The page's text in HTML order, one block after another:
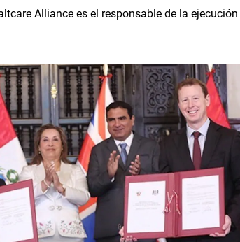
Alliance es el responsable de la